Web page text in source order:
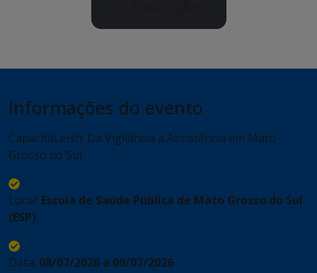
Informações do evento
CapacitaLeish: Da Vigilância à Assistência em Mato
Grosso do Sul
Local: Escola de Saúde Pública de Mato Grosso do Sul
(ESP)
Data: 08/07/2026 a 09/07/2026